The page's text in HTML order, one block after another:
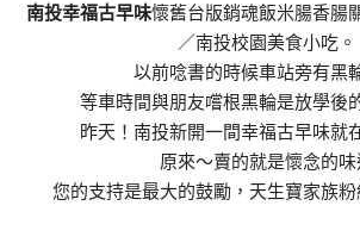
南投幸福古早味懷舊台版銷魂飯米腸香腸
／南投校園美食小吃。
以前唸書的時候車站旁有黑
等車時間與朋友嚐根黑輪是放學後
昨天！南投新開一間幸福古早味就
原來～賣的就是懷念的味
您的支持是最大的鼓勵，天生寶家族